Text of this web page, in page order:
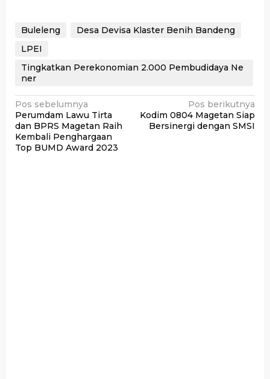
Buleleng
Desa Devisa Klaster Benih Bandeng
LPEI
Tingkatkan Perekonomian 2.000 Pembudidaya Ne
ner
Navigasi
pos
Pos sebelumnya
Perumdam Lawu Tirta
dan BPRS Magetan Raih
Kembali Penghargaan
Top BUMD Award 2023
Pos berikutnya
Kodim 0804 Magetan Siap
Bersinergi dengan SMSI